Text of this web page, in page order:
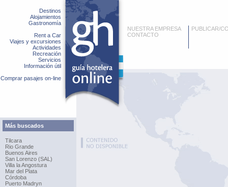
Destinos
Alojamientos
Gastronomía
Rent a Car
Viajes y excursiones
Actividades
Recreación
Servicios
Información útil
Comprar pasajes on-line
Más buscados
Tilcara
Rio Grande
Buenos Aires
San Lorenzo (SAL)
Villa la Angostura
Mar del Plata
Córdoba
Puerto Madryn
NUESTRA EMPRESA
CONTACTO
PUBLICAR/